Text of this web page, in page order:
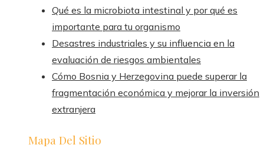
Qué es la microbiota intestinal y por qué es
importante para tu organismo
Desastres industriales y su influencia en la
evaluación de riesgos ambientales
Cómo Bosnia y Herzegovina puede superar la
fragmentación económica y mejorar la inversión
extranjera
Mapa Del Sitio